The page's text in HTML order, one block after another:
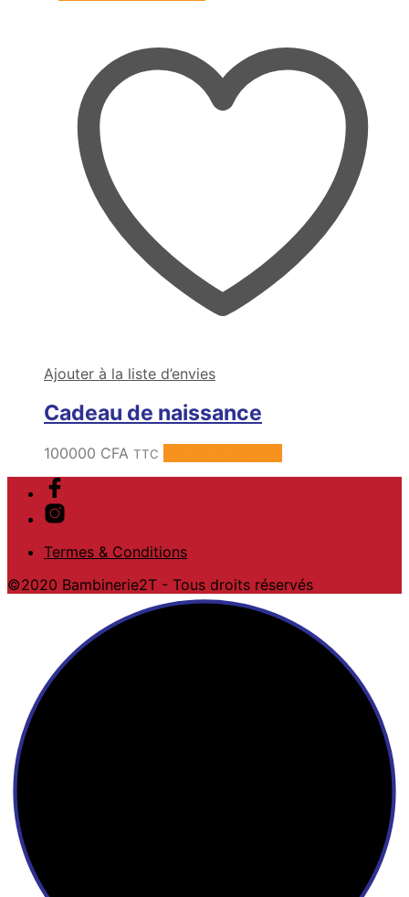
Ajouter à la liste d’envies
Cadeau de naissance
100000 CFA TTC
Termes & Conditions
©2020 Bambinerie2T - Tous droits réservés